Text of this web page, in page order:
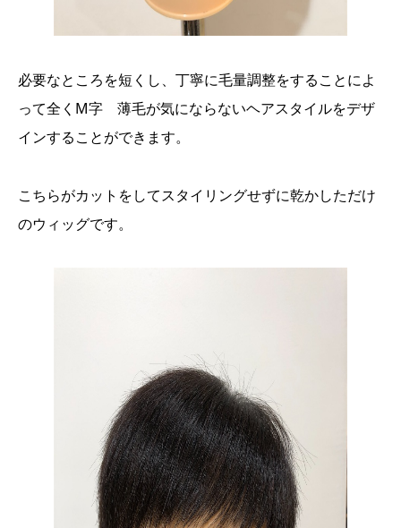
必要なところを短くし、丁寧に毛量調整をすることによ
って全くM字 薄毛が気にならないヘアスタイルをデザ
インすることができます。
こちらがカットをしてスタイリングせずに乾かしただけ
のウィッグです。